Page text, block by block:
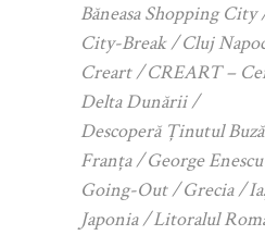
Băneasa Shopping City
City-Break
Cluj
Creart
CREART –
Delta Dunării
Descoperă Ținutul
Franța
George Enescu
Going-Out
Grecia
Japonia
Litoralul